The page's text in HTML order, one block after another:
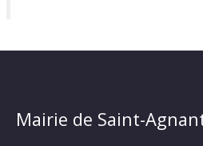
Mairie de Saint-